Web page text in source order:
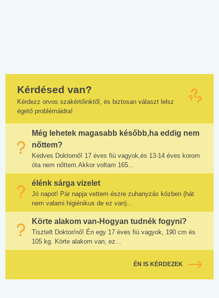
Kérdésed van?
Kérdezz orvos szakértőinktől, és biztosan választ lelsz
égető problémáidra!
Még lehetek magasabb később,ha eddig nem
nőttem?
Kedves Doktornő! 17 éves fiú vagyok,és 13-14 éves korom
óta nem nőttem.Akkor voltam 165...
élénk sárga vizelet
Jó napot! Pár napja vettem észre zuhanyzás közben (hát
nem valami higiénikus de ez van)...
Körte alakom van-Hogyan tudnék fogyni?
Tisztelt Doktor/nő! Én egy 17 éves fiú vagyok, 190 cm és
105 kg. Körte alakom van, ez...
ÉN IS KÉRDEZEK